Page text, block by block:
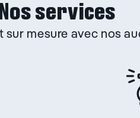
Nos services
sur mesure avec nos